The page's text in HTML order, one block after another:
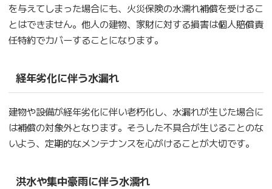
を与えてしまった場合にも、火災保険の水濡れ補償を受けるこ
とはできません。他人の建物、家財に対する損害は個人賠償責
任特約でカバーすることになります。
経年劣化に伴う水漏れ
建物や設備が経年劣化に伴い老朽化し、水漏れが生じた場合に
は補償の対象外となります。そうした不具合が生じることのな
いよう、定期的なメンテナンスを心がけることが大切です。
洪水や集中豪雨に伴う水濡れ